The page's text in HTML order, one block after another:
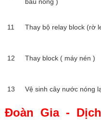
bầu nóng )
11 Thay bộ relay block (rờ
12 Thay block ( máy nén )
13 Vệ sinh cây nước nóng
Đoàn Gia -